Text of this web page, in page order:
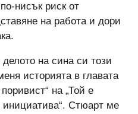
нисък риск от
на работа и дори
делото на сина си този
историята в главата
на „Той е
Стюарт ме